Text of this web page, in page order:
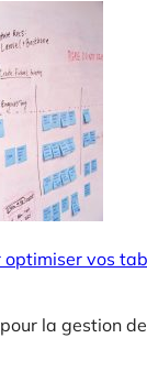
optimiser vos
la gestion